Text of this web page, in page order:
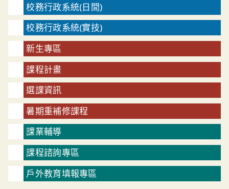
校務行政系統(日間)
校務行政系統(實技)
新生專區
課程計畫
選課資訊
暑期重補修課程
課業輔導
課程諮詢專區
戶外教育填報專區